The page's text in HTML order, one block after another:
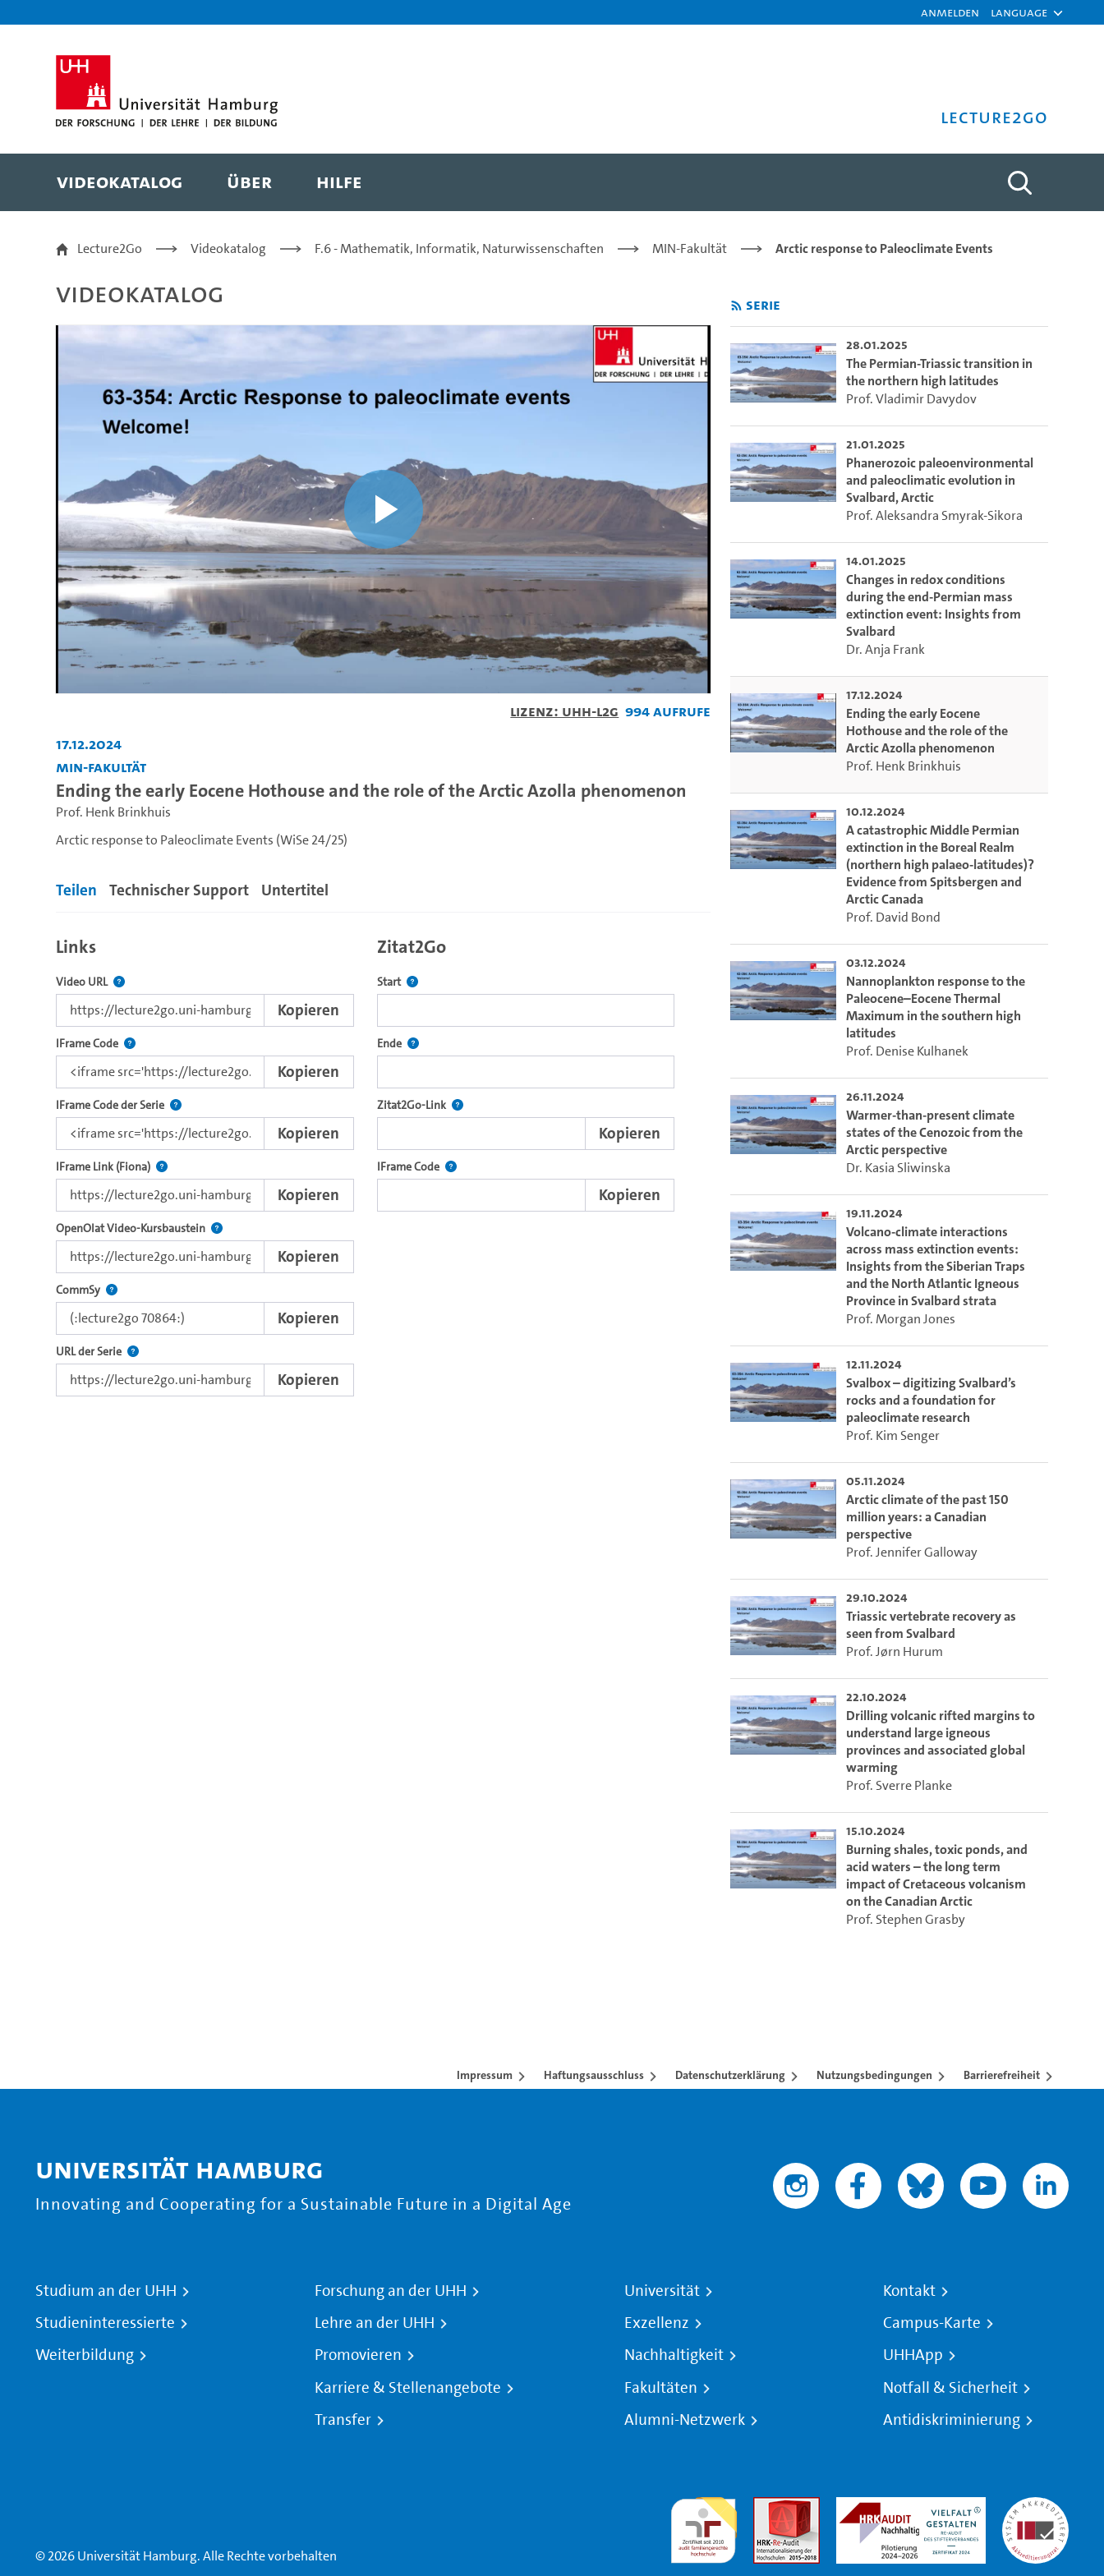
Anmelden Language
Lecture2Go
Videokatalog Über Hilfe
Ending the early Eocene Hothouse and the role of the Arctic Azolla
Lecture2Go Videokatalog F.6 - Mathematik, Informatik, Naturwissenschaften MIN-Fakultät Arctic response to Paleoclimate Events
Videokatalog
Video
abspielen
Lizenz: UHH-L2G 994 Aufrufe
17.12.2024
MIN-Fakultät
Ending the early Eocene Hothouse and the role of the Arctic Azolla phenomenon
Prof. Henk Brinkhuis
Arctic response to Paleoclimate Events (WiSe 24/25)
Teilen Technischer Support Untertitel
Links
Video URL Der Link zu diesem Video.
Kopieren
IFrame Code Nutzen Sie diesen Code, um das Video mit dem Lecture2Go-Videoplayer einzubetten.
Kopieren
IFrame Code der Serie Nutzen Sie diesen Code, um das Video und die komplette Serie mit dem Lecture2Go-Videoplayer einzubetten.
Kopieren
IFrame Link (Fiona) Direkter iFrame-Link zur Weitergabe an externe Web-Applikationen.
Kopieren
OpenOlat Video-Kursbaustein Verwenden Sie diesen Link, um ein Video in den OpenOlat Video-Baustein einzubetten.
Kopieren
CommSy Nutzen Sie diesen Code, um das Video in CommSy einzubetten.
Kopieren
URL der Serie Der Link zur Serie.
Kopieren
Zitat2Go
Start Definiert den Startpunkt für Zitat2Go. Bitte in das Feld klicken, um die aktuelle Zeit auszuwählen.
Ende Definiert den Endpunkt für Zitat2Go. Bitte in das Feld klicken, um die aktuelle Zeit auszuwählen.
Zitat2Go-Link Nach der Auswahl eines Start- und Endpunktes verweist dieser Link auf den Ausschnitt des Videos.
Kopieren
IFrame Code Nutzen Sie diesen Code, um den Auschnitt des Videos mit dem Lecture2Go-Videoplayer einzubetten.
Kopieren
Serie
28.01.2025
The Permian-Triassic transition in
the northern high latitudes
Prof. Vladimir Davydov
21.01.2025
Phanerozoic paleoenvironmental
and paleoclimatic evolution in
Svalbard, Arctic
Prof. Aleksandra Smyrak-Sikora
14.01.2025
Changes in redox conditions
during the end-Permian mass
extinction event: Insights from
Svalbard
Dr. Anja Frank
17.12.2024
Ending the early Eocene
Hothouse and the role of the
Arctic Azolla phenomenon
Prof. Henk Brinkhuis
10.12.2024
A catastrophic Middle Permian
extinction in the Boreal Realm
(northern high palaeo-latitudes)?
Evidence from Spitsbergen and
Arctic Canada
Prof. David Bond
03.12.2024
Nannoplankton response to the
Paleocene–Eocene Thermal
Maximum in the southern high
latitudes
Prof. Denise Kulhanek
26.11.2024
Warmer-than-present climate
states of the Cenozoic from the
Arctic perspective
Dr. Kasia Sliwinska
19.11.2024
Volcano-climate interactions
across mass extinction events:
Insights from the Siberian Traps
and the North Atlantic Igneous
Province in Svalbard strata
Prof. Morgan Jones
12.11.2024
Svalbox – digitizing Svalbard’s
rocks and a foundation for
paleoclimate research
Prof. Kim Senger
05.11.2024
Arctic climate of the past 150
million years: a Canadian
perspective
Prof. Jennifer Galloway
29.10.2024
Triassic vertebrate recovery as
seen from Svalbard
Prof. Jørn Hurum
22.10.2024
Drilling volcanic rifted margins to
understand large igneous
provinces and associated global
warming
Prof. Sverre Planke
15.10.2024
Burning shales, toxic ponds, and
acid waters – the long term
impact of Cretaceous volcanism
on the Canadian Arctic
Prof. Stephen Grasby
Impressum Haftungsausschluss Datenschutzerklärung Nutzungsbedingungen Barrierefreiheit
Universität Hamburg
Innovating and Cooperating for a Sustainable Future in a Digital Age
Studium an der UHH
Studieninteressierte
Weiterbildung
Forschung an der UHH
Lehre an der UHH
Promovieren
Karriere & Stellenangebote
Transfer
Universität
Exzellenz
Nachhaltigkeit
Fakultäten
Alumni-Netzwerk
Kontakt
Campus-Karte
UHHApp
Notfall & Sicherheit
Antidiskriminierung
© 2026 Universität Hamburg. Alle Rechte vorbehalten